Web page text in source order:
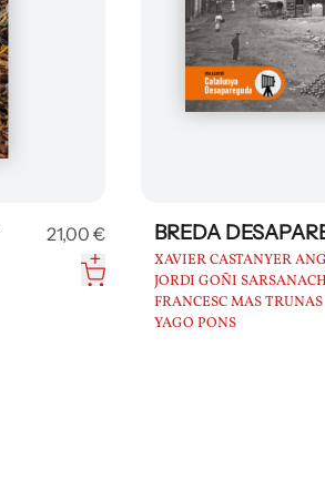
21,00 € BREDA
XAVIER CASTANYER
JORDI GOÑI SARSANACH
FRANCESC MAS TRUNAS
YAGO PONS